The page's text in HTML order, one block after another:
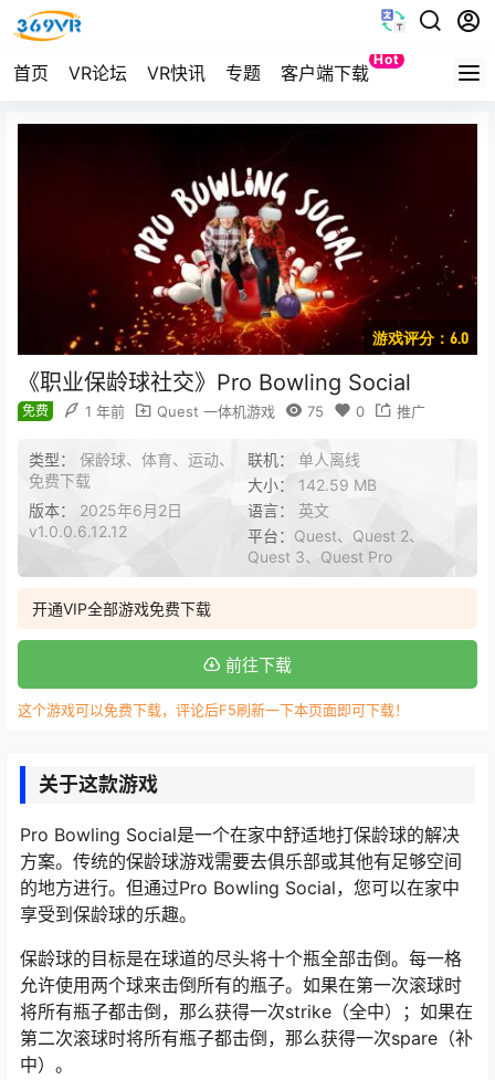
首页 VR论坛 VR快讯 专题 客户端下载
Hot
Quest
游戏评分：6.0
《职业保龄球社交》Pro Bowling Social
免费 1 年前 Quest 一体机游戏 75 0 推广
类型： 保龄球、体育、运动、
免费下载
联机： 单人离线
大小： 142.59 MB
版本： 2025年6月2日
v1.0.0.6.12.12
语言： 英文
平台： Quest、Quest 2、
Quest 3、Quest Pro
开通VIP全部游戏免费下载
前往下载
这个游戏可以免费下载，评论后F5刷新一下本页面即可下载！
关于这款游戏
Pro Bowling Social是一个在家中舒适地打保龄球的解决
方案。传统的保龄球游戏需要去俱乐部或其他有足够空间
的地方进行。但通过Pro Bowling Social，您可以在家中
享受到保龄球的乐趣。
保龄球的目标是在球道的尽头将十个瓶全部击倒。每一格
允许使用两个球来击倒所有的瓶子。如果在第一次滚球时
将所有瓶子都击倒，那么获得一次strike（全中）；如果在
第二次滚球时将所有瓶子都击倒，那么获得一次spare（补
中）。